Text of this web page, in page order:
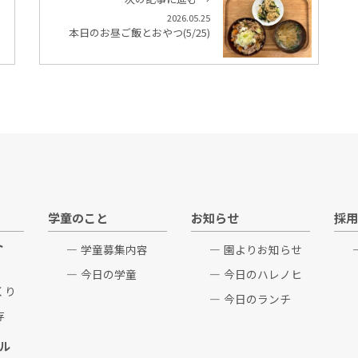
2026.05.25
本日のお昼ご飯とおやつ(5/25)
り
学童のこと
学童募集内容
今日の学童
お知らせ
園よりお知らせ
今日のハレノヒ
今日のランチ
採